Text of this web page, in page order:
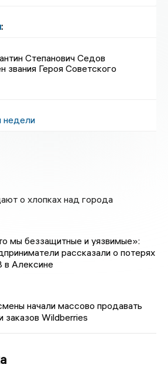
:
Степанович Седов
звания Героя Советского
недели
о хлопках над города
мы беззащитные и уязвимые»:
рассказали о потерях
в Алексине
начали массово продавать
заказов Wildberries